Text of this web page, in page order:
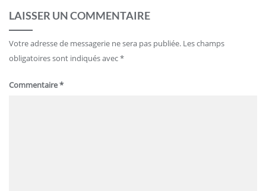
LAISSER UN COMMENTAIRE
Votre adresse de messagerie ne sera pas publiée. Les champs
obligatoires sont indiqués avec*
Commentaire*